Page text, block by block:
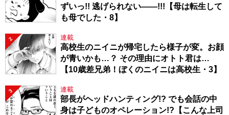
ずいっ!! 逃げられない――!!!【母は転生して
も母でした・8】
2 連載
高校生のニイニが帰宅したら様子が変。お顔
が青いかも…？ その理由にオトト君は…
【10歳差兄弟！ぼくのニイニは高校生・3】
3 連載
部長がヘッドハンティング!? でも会話の中
身は子どものオペレーション!?【こんな上司